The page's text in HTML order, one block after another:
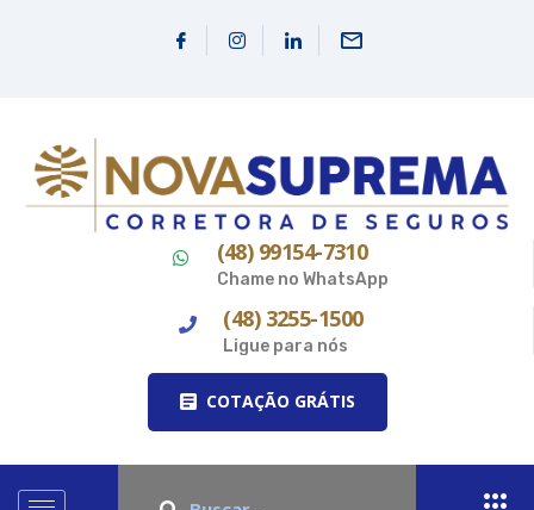
(48) 99154-7310
Chame no WhatsApp
(48) 3255-1500
Ligue para nós
COTAÇÃO GRÁTIS